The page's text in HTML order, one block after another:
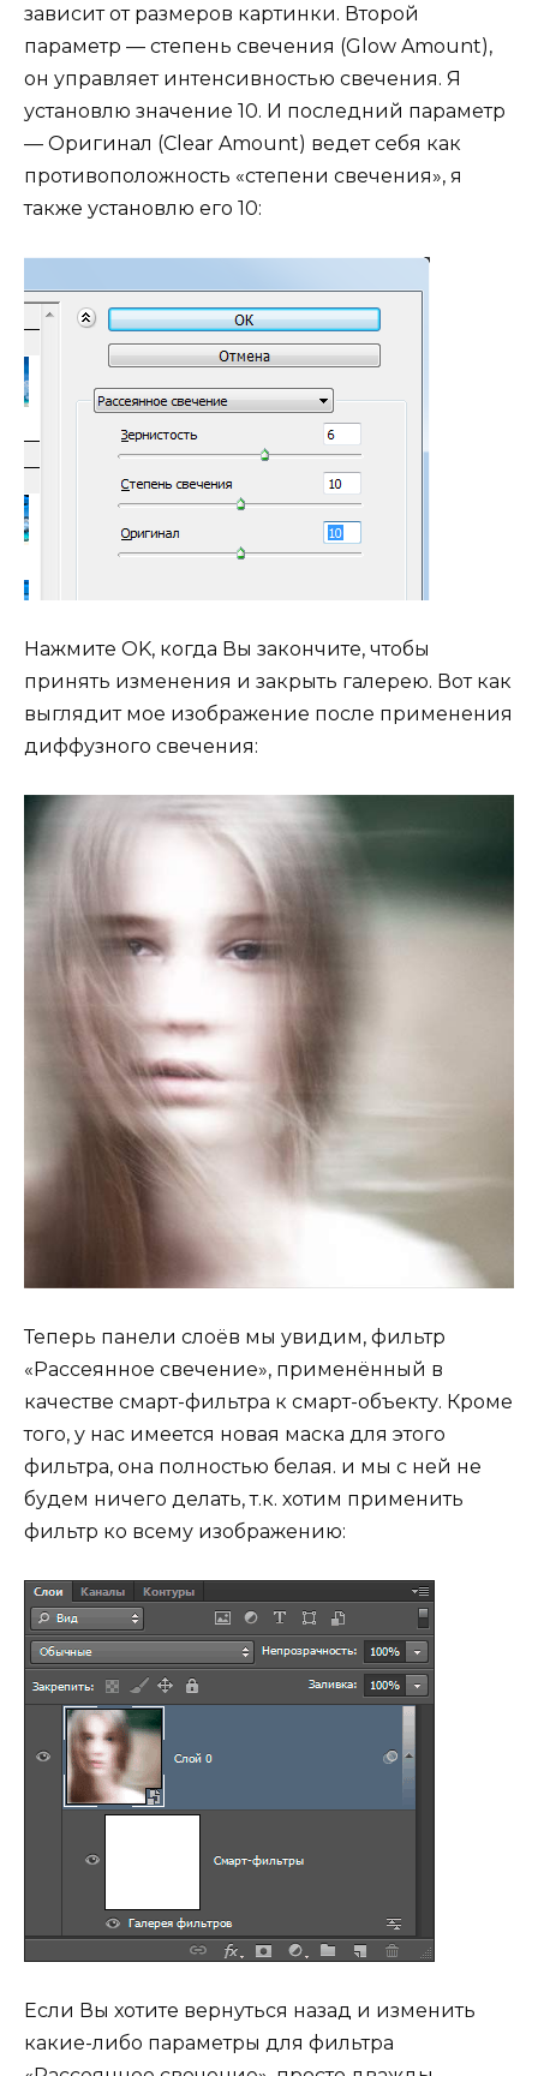
зависит от размеров картинки. Второй
параметр — степень свечения (Glow Amount),
он управляет интенсивностью свечения. Я
установлю значение 10. И последний параметр
— Оригинал (Clear Amount) ведет себя как
противоположность «степени свечения», я
также установлю его 10:
Нажмите OK, когда Вы закончите, чтобы
принять изменения и закрыть галерею. Вот как
выглядит мое изображение после применения
диффузного свечения:
Теперь панели слоёв мы увидим, фильтр
«Рассеянное свечение», применённый в
качестве смарт-фильтра к смарт-объекту. Кроме
того, у нас имеется новая маска для этого
фильтра, она полностью белая. и мы с ней не
будем ничего делать, т.к. хотим применить
фильтр ко всему изображению:
Если Вы хотите вернуться назад и изменить
какие-либо параметры для фильтра